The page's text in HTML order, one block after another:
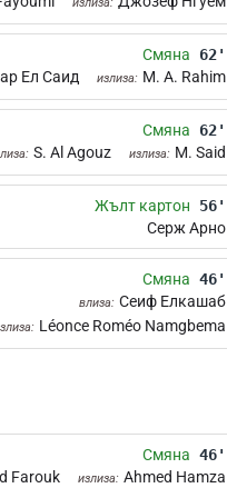
Смяна 62'
Ел Саид излиза: M. A. Rahim
Смяна 62'
S. Al Agouz излиза: M. Said
Жълт картон
56'
Серж Арно
Смяна 46'
влиза: Сеиф Елкашаб
Léonce Roméo Namgbema
Смяна 46'
Farouk излиза: Ahmed Hamza